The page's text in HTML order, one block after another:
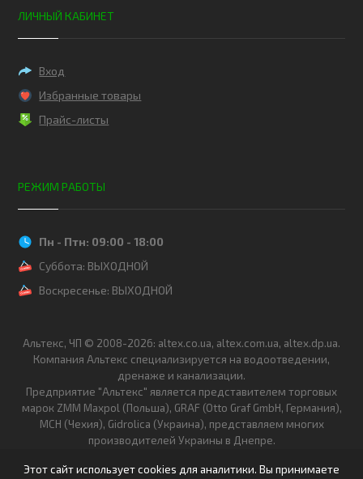
ЛИЧНЫЙ КАБИНЕТ
Вход
Избранные товары
Прайс-листы
РЕЖИМ РАБОТЫ
Пн - Птн: 09:00 - 18:00
Суббота: ВЫХОДНОЙ
Воскресенье: ВЫХОДНОЙ
Альтекс, ЧП © 2008-2026: altex.co.ua, altex.com.ua, altex.dp.ua.
Компания Альтекс специализируется на водоотведении,
дренаже и канализации.
Предприятие "Альтекс" является представителем торговых
марок ZMM Maxpol (Польша), GRAF (Otto Graf GmbH, Германия),
MCH (Чехия), Gidrolica (Украина), представляем многих
производителей Украины в Днепре.